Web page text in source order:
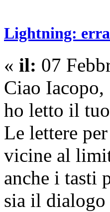
Lightning:
« il: 07
Ciao Iacopo,
ho letto il
Le lettere
vicine al
anche i tasti
sia il